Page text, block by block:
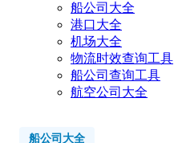
船公司大全
港口大全
机场大全
物流时效查询工具
船公司查询工具
航空公司大全
船公司大全